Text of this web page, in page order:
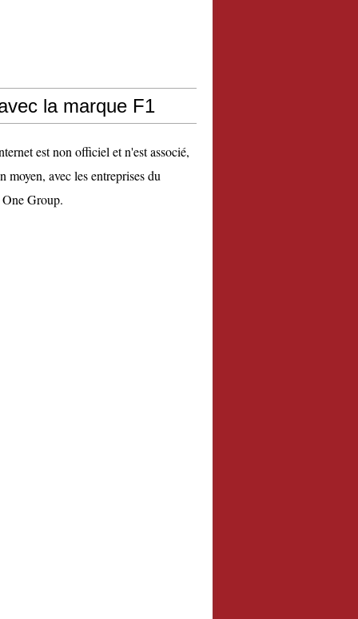
la marque F1
est non officiel et n'est associé,
moyen, avec les entreprises du
Group.